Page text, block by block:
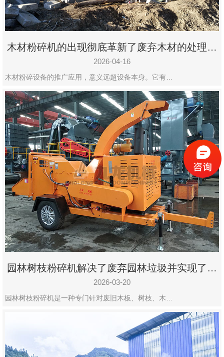
木材粉碎机的出现彻底革新了废弃木材的处理模
式
2026-04-16
木材粉碎设备的推广应用，意义远超设备本身。它有…
园林树枝粉碎机解决了废弃园林垃圾并实现了再
利用
2026-03-20
园林树枝粉碎机是一种专门针对废旧木板、树枝、木…